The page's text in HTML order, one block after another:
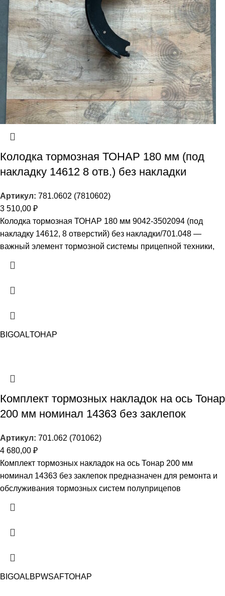
Колодка тормозная ТОНАР 180 мм (под
накладку 14612 8 отв.) без накладки
Артикул: 781.0602 (7810602)
3 510,00 ₽
Колодка тормозная ТОНАР 180 мм 9042-3502094 (под
накладку 14612, 8 отверстий) без накладки/701.048 —
важный элемент тормозной системы прицепной техники,
BIGOALТОНАР
Комплект тормозных накладок на ось Тонар
200 мм номинал 14363 без заклепок
Артикул: 701.062 (701062)
4 680,00 ₽
Комплект тормозных накладок на ось Тонар 200 мм
номинал 14363 без заклепок предназначен для ремонта и
обслуживания тормозных систем полуприцепов
BIGOALBPWSAFТОНАР